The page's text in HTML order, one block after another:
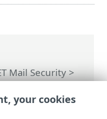
Mail Security>
>
your cookies